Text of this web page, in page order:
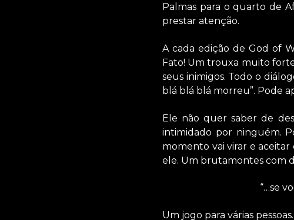
Palmas para o quarto de
prestar atenção.
A cada edição de God of
Fato! Um trouxa muito
seus inimigos. Todo o
blá blá blá morreu”. Pode
Ele não quer saber de
intimidado por ninguém.
momento vai virar e
ele. Um brutamontes com
“…se
Um jogo para várias